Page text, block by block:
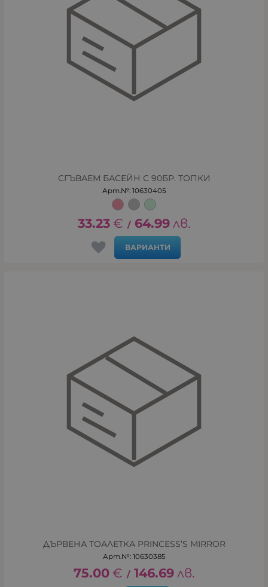
СГЪВАЕМ БАСЕЙН С 90БР. ТОПКИ
Арт.№: 10630405
33.23 € / 64.99 лв.
ВАРИАНТИ
ДЪРВЕНА ТОАЛЕТКА PRINCESS’S MIRROR
Арт.№: 10630385
75.00 € / 146.69 лв.